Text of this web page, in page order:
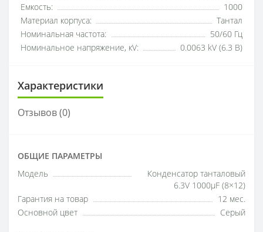
Емкость:
1000
Материал корпуса:
Тантал
Номинальная частота:
50/60 Гц
Номинальное напряжение, кV:
0.0063 kV (6.3 В)
Характеристики
Отзывов (0)
ОБЩИЕ ПАРАМЕТРЫ
Модель
Конденсатор танталовый
6.3V 1000µF (8×12)
Гарантия на товар
12 мес.
Основной цвет
Серый